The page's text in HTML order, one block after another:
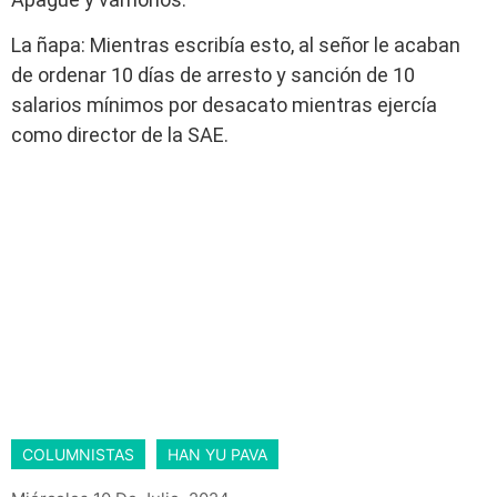
La ñapa: Mientras escribía esto, al señor le acaban
de ordenar 10 días de arresto y sanción de 10
salarios mínimos por desacato mientras ejercía
como director de la SAE.
COLUMNISTAS HAN YU PAVA